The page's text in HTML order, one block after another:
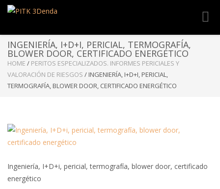
INGENIERÍA, I+D+I, PERICIAL, TERMOGRAFÍA,
BLOWER DOOR, CERTIFICADO ENERGÉTICO
HOME / PERITOS ESPECIALIZADOS. INFORMES PERICIALES Y
VALORACIÓN DE RIESGOS / INGENIERÍA, I+D+I, PERICIAL,
TERMOGRAFÍA, BLOWER DOOR, CERTIFICADO ENERGÉTICO
Ingeniería, I+D+i, pericial, termografía, blower door, certificado
energético